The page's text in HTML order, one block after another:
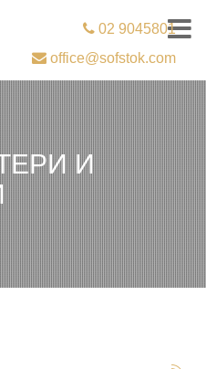
02 9045801
office@sofstok.com
И